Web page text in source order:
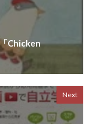
Chicken
Next